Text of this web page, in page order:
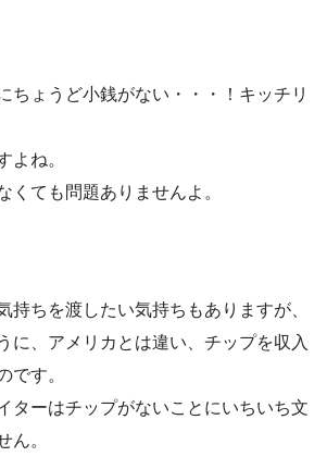
ちょうど小銭がない・・・！キッチリ
よね。
くても問題ありませんよ 。
持ちを渡したい気持ちもありますが、
に、アメリカとは違い、チップを収入
です。
ターはチップがないことにいちいち文
ん。